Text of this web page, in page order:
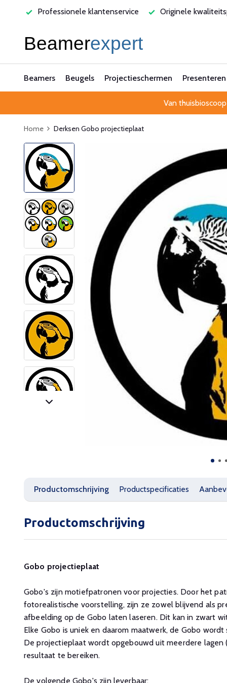
Originele kwaliteitsproducten Laagste
Beamers Beugels Projectieschermen Presenteren
Van
Home Derksen Gobo projectieplaat
Productomschrijving Productspecificaties
Productomschrijving
Gobo projectieplaat
Gobo's zijn motiefpatronen voor projecties. Door het
fotorealistische voorstelling, zijn ze zowel blijvend als
afbeelding op de Gobo laten laseren. Dit kan in zwart
Elke Gobo is uniek en daarom maatwerk, de Gobo
De projectieplaat wordt opgebouwd uit meerdere
resultaat te bereiken.
De volgende Gobo's zijn leverbaar: